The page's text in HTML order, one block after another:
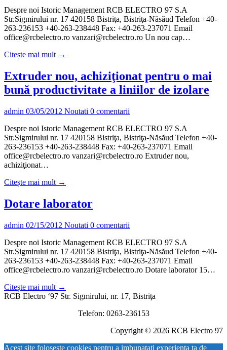
Despre noi Istoric Management RCB ELECTRO 97 S.A
Str.Sigmirului nr. 17 420158 Bistriţa, Bistriţa-Năsăud Telefon +40-
263-236153 +40-263-238448 Fax: +40-263-237071 Email
office@rcbelectro.ro vanzari@rcbelectro.ro Un nou cap…
Citește mai mult →
Extruder nou, achiziţionat pentru o mai
bună productivitate a liniilor de izolare
admin 03/05/2012 Noutati 0 comentarii
Despre noi Istoric Management RCB ELECTRO 97 S.A
Str.Sigmirului nr. 17 420158 Bistriţa, Bistriţa-Năsăud Telefon +40-
263-236153 +40-263-238448 Fax: +40-263-237071 Email
office@rcbelectro.ro vanzari@rcbelectro.ro Extruder nou,
achiziţionat…
Citește mai mult →
Dotare laborator
admin 02/15/2012 Noutati 0 comentarii
Despre noi Istoric Management RCB ELECTRO 97 S.A
Str.Sigmirului nr. 17 420158 Bistriţa, Bistriţa-Năsăud Telefon +40-
263-236153 +40-263-238448 Fax: +40-263-237071 Email
office@rcbelectro.ro vanzari@rcbelectro.ro Dotare laborator 15…
Citește mai mult →
RCB Electro ‘97 Str. Sigmirului, nr. 17, Bistriţa
Telefon: 0263-236153
Copyright © 2026 RCB Electro 97
Acest site foloseşte cookies pentru a imbunatati experienta ta de